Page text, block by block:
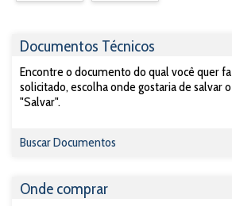
Documentos Técnicos
Encontre o documento do qual você quer
solicitado, escolha onde gostaria de salvar
"Salvar".
Buscar Documentos
Onde comprar